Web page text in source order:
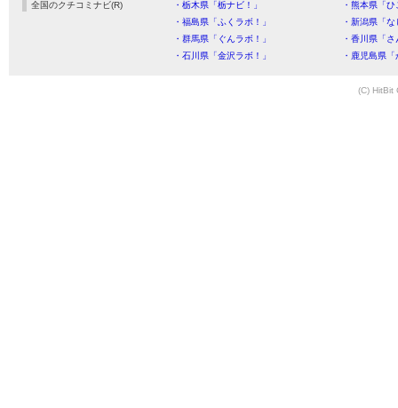
全国のクチコミナビ(R) ・栃木県「栃ナビ！」
・熊本県「
・福島県「ふくラボ！」
・新潟県「
・群馬県「ぐんラボ！」
・香川県「
・石川県「金沢ラボ！」
・鹿児島県
(C) HitBit